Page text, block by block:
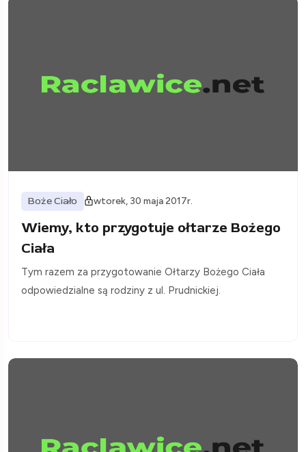
Boże Ciało wtorek, 30 maja 2017r.
Wiemy, kto przygotuje ołtarze Bożego
Ciała
Tym razem za przygotowanie Ołtarzy Bożego Ciała
odpowiedzialne są rodziny z ul. Prudnickiej.